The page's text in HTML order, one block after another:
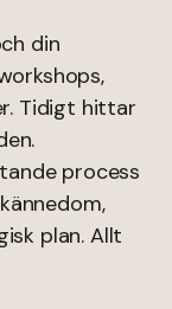
din
Tidigt hittar
process
plan. Allt